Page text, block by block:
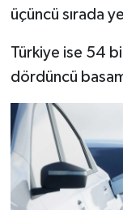
üçüncü sırada
Türkiye ise 54
dördüncü